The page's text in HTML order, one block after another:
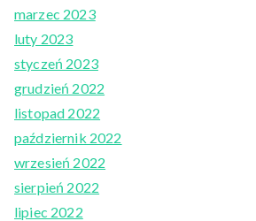
marzec 2023
luty 2023
styczeń 2023
grudzień 2022
listopad 2022
październik 2022
wrzesień 2022
sierpień 2022
lipiec 2022